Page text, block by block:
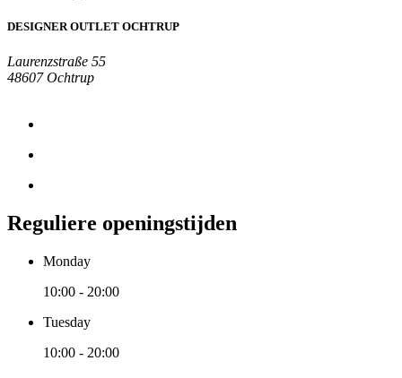
DESIGNER OUTLET OCHTRUP
Laurenzstraße 55
48607 Ochtrup
Reguliere openingstijden
Monday
10:00 - 20:00
Tuesday
10:00 - 20:00